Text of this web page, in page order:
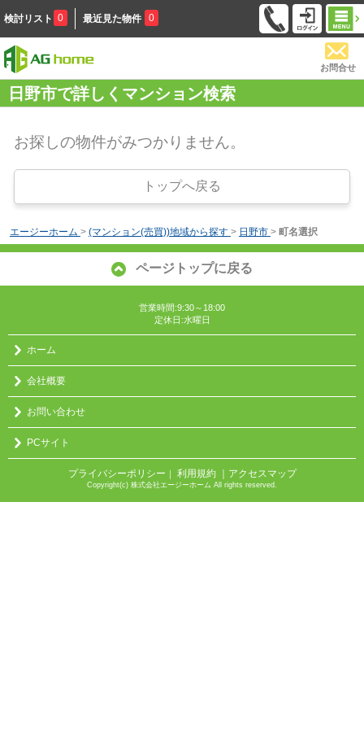
検討リスト 0 最近見た物件 0
お問合せ
日野市で詳しくマンション検索
お探しの物件がみつかりません。
トップへ戻る
エージーホーム > (マンション(売買))地域から探す > 日野市 > 町名選択
ページトップに戻る
営業時間:9:30～18:00
定休日:水曜日
ホーム
会社概要
お問い合わせ
PCサイト
プライバシーポリシー ｜ 利用規約 ｜アクセスマップ
Copyright(c) 株式会社エージーホーム All rights reserved.